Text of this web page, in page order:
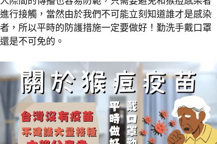
進行接觸，當然由於我們不可能立刻知道誰才是感染
者，所以平時的防護措施一定要做好！勤洗手戴口罩
還是不可免的。